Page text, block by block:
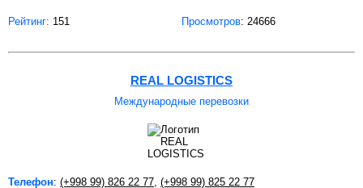
Рейтинг: 151 Просмотров: 24666
REAL LOGISTICS
Международные перевозки
Телефон: (+998 99) 826 22 77 (+998 99) 825 22 77